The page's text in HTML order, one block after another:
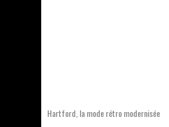
Hartford, la mode rétro modernisée